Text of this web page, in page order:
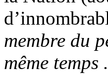
membre du
même temps